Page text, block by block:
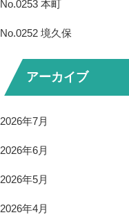
No.0253 本町
No.0252 境久保
アーカイブ
2026年7月
2026年6月
2026年5月
2026年4月